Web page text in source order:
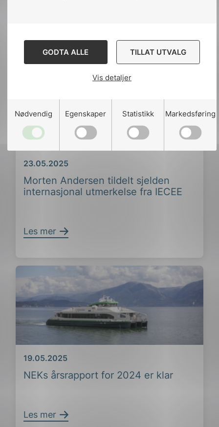
GODTA ALLE TILLAT UTVALG
Vis detaljer
Nødvendig Egenskaper Statistikk Markedsføring
Morten Andersen tildelt sjelden
internasjonal utmerkelse fra IECEE
Dato
23.05.2025
Les mer
NEKs årsrapport for 2024 er klar
Dato
19.05.2025
Les mer